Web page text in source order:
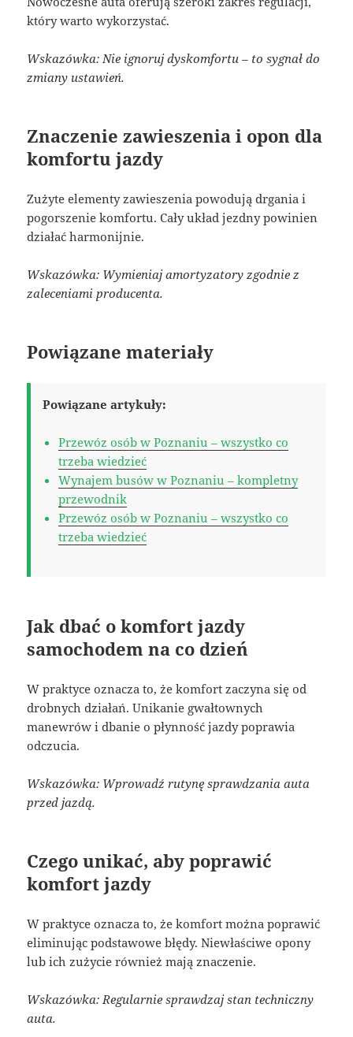
który warto wykorzystać.
Wskazówka: Nie ignoruj dyskomfortu – to sygnał do
zmiany ustawień.
Znaczenie zawieszenia i opon dla
komfortu jazdy
Zużyte elementy zawieszenia powodują drgania i
pogorszenie komfortu. Cały układ jezdny powinien
działać harmonijnie.
Wskazówka: Wymieniaj amortyzatory zgodnie z
zaleceniami producenta.
Powiązane materiały
Powiązane artykuły:
Przewóz osób w Poznaniu – wszystko co
trzeba wiedzieć
Wynajem busów w Poznaniu – kompletny
przewodnik
Przewóz osób w Poznaniu – wszystko co
trzeba wiedzieć
Jak dbać o komfort jazdy
samochodem na co dzień
W praktyce oznacza to, że komfort zaczyna się od
drobnych działań. Unikanie gwałtownych
manewrów i dbanie o płynność jazdy poprawia
odczucia.
Wskazówka: Wprowadź rutynę sprawdzania auta
przed jazdą.
Czego unikać, aby poprawić
komfort jazdy
W praktyce oznacza to, że komfort można poprawić
eliminując podstawowe błędy. Niewłaściwe opony
lub ich zużycie również mają znaczenie.
Wskazówka: Regularnie sprawdzaj stan techniczny
auta.